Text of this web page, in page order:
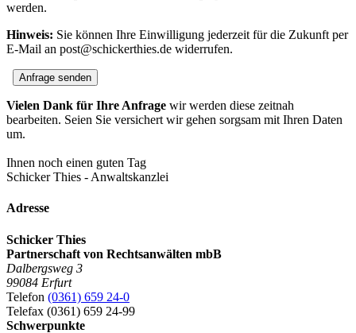
werden.
Hinweis: Sie können Ihre Einwilligung jederzeit für die Zukunft per
E-Mail an post@schickerthies.de widerrufen.
Anfrage senden
Vielen Dank für Ihre Anfrage wir werden diese zeitnah
bearbeiten. Seien Sie versichert wir gehen sorgsam mit Ihren Daten
um.
Ihnen noch einen guten Tag
Schicker Thies - Anwaltskanzlei
Adresse
Schicker Thies
Partnerschaft von Rechtsanwälten mbB
Dalbergsweg 3
99084 Erfurt
Telefon (0361) 659 24-0
Telefax (0361) 659 24-99
Schwerpunkte